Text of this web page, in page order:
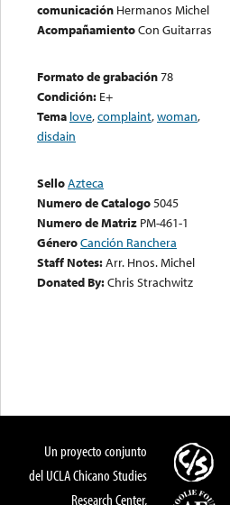
comunicación Hermanos Michel
AcompañamientoCon Guitarras
Formato de grabación78
Condición: E+
Tema love,complaint,woman,
disdain
SelloAzteca
Numero de Catalogo5045
Numero de Matriz PM-461-1
GéneroCanción Ranchera
Staff Notes:Arr. Hnos. Michel
Donated By:Chris Strachwitz
Un proyecto conjunto
del UCLA Chicano Studies
Research Center,